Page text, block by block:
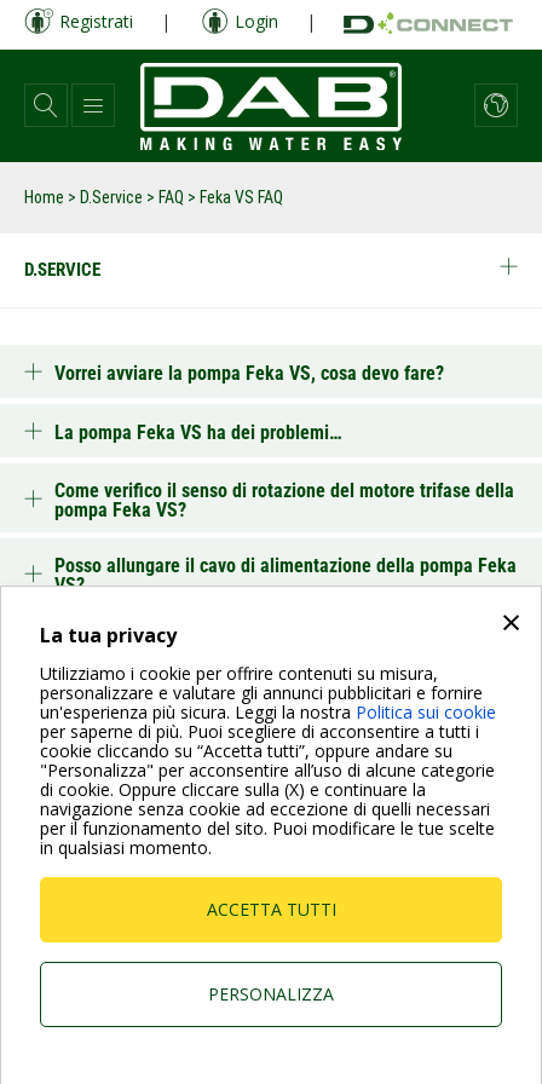
×
La tua privacy
Utilizziamo i cookie per offrire contenuti su misura,
personalizzare e valutare gli annunci pubblicitari e fornire
un'esperienza più sicura. Leggi la nostra Politica sui cookie
per saperne di più. Puoi scegliere di acconsentire a tutti i
cookie cliccando su “Accetta tutti”, oppure andare su
"Personalizza" per acconsentire all’uso di alcune categorie
di cookie. Oppure cliccare sulla (X) e continuare la
navigazione senza cookie ad eccezione di quelli necessari
per il funzionamento del sito. Puoi modificare le tue scelte
in qualsiasi momento.
ACCETTA TUTTI
PERSONALIZZA
Salta
contenuto
principale
Registrati | Login |
Home > D.Service > FAQ > Feka VS FAQ
D.SERVICE
Vorrei avviare la pompa Feka VS, cosa devo fare?
La pompa Feka VS ha dei problemi…
Come verifico il senso di rotazione del motore trifase della
pompa Feka VS?
Posso allungare il cavo di alimentazione della pompa Feka
VS?
INDIETRO
Per maggiori informazioni consulta anche le Domande più
Frequenti
VAI ALLA PAGINA FAQ
P.I. 03675230282 - R.E.A. Padova N. 328200- Cap.